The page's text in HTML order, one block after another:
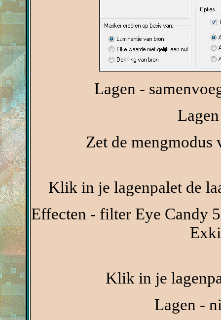
Lagen -
Zet de mengmodus
Klik in je lagenpalet de
Effecten - filter Eye Candy
Klik in je
Lagen -